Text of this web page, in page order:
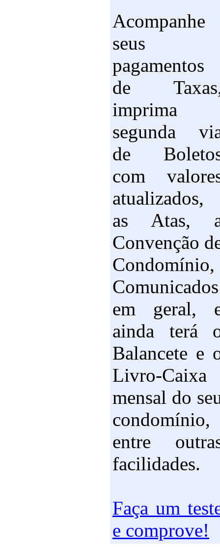
Acompanhe
seus
pagamentos
de
imprima
segunda
de
com
atualizados,
as Atas,
Convenção
Condomínio,
Comunicados
em geral,
ainda terá
Balancete e
Livro-Caixa
mensal do
condomínio,
entre
facilidades.
Faça um
e comprove!